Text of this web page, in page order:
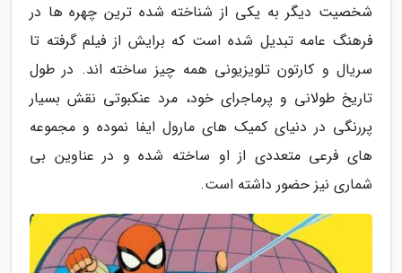
شخصیت دیگر به یکی از شناخته شده ترین چهره ها در
فرهنگ عامه تبدیل شده است که برایش از فیلم گرفته تا
سریال و کارتون تلویزیونی همه چیز ساخته اند. در طول
تاریخ طولانی و پرماجرای خود، مرد عنکبوتی نقش بسیار
پررنگی در دنیای کمیک های مارول ایفا نموده و مجموعه
های فرعی متعددی از او ساخته شده و در عناوین بی
شماری نیز حضور داشته است.